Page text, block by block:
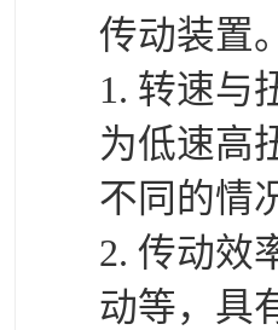
传动装置
1. 转速与
为低速高
不同的情
2. 传动效
动等，具